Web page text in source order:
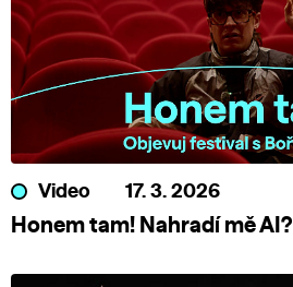
Video 17. 3. 2026
Honem tam! Nahradí mě AI?